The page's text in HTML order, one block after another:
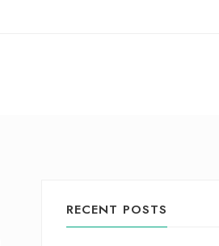
RECENT POSTS